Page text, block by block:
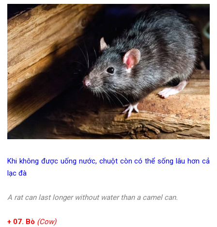
Khi không được uống nước, chuột còn có thể sống lâu hơn cả
lạc đà
A rat can last longer without water than a camel can.
+ 07. Bò (Cow)